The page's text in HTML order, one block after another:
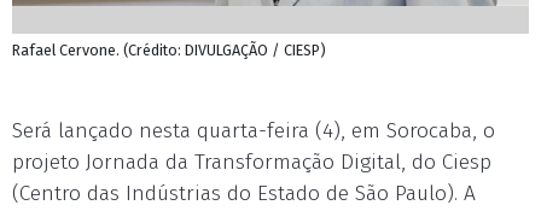
Rafael Cervone. (Crédito: DIVULGAÇÃO / CIESP)
Será lançado nesta quarta-feira (4), em Sorocaba, o
projeto Jornada da Transformação Digital, do Ciesp
(Centro das Indústrias do Estado de São Paulo). A